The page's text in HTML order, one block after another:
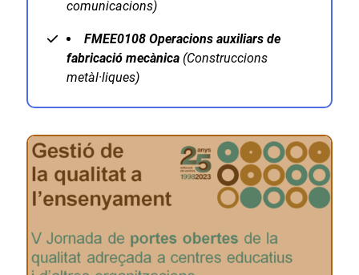
comunicacions)
FMEE0108 Operacions auxiliars de
fabricació mecànica (Construccions
metàl·liques)